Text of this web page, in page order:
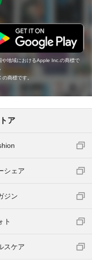
地域におけるApple Inc.の商標で
商標です。
ア
シェア
ジン
ト
スケア